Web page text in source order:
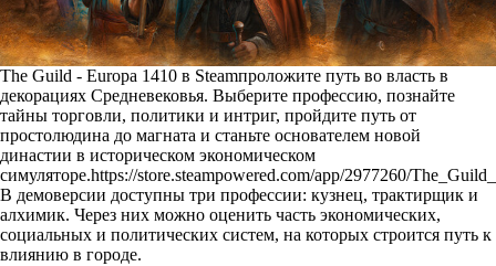
The Guild - Europa 1410 в Steamпроложите путь во власть в
декорациях Средневековья. Выберите профессию, познайте
тайны торговли, политики и интриг, пройдите путь от
простолюдина до магната и станьте основателем новой
династии в историческом экономическом
симуляторе.https://store.steampowered.com/app/2977260/
В демоверсии доступны три профессии: кузнец, трактирщик и
алхимик. Через них можно оценить часть экономических,
социальных и политических систем, на которых строится путь к
влиянию в городе.